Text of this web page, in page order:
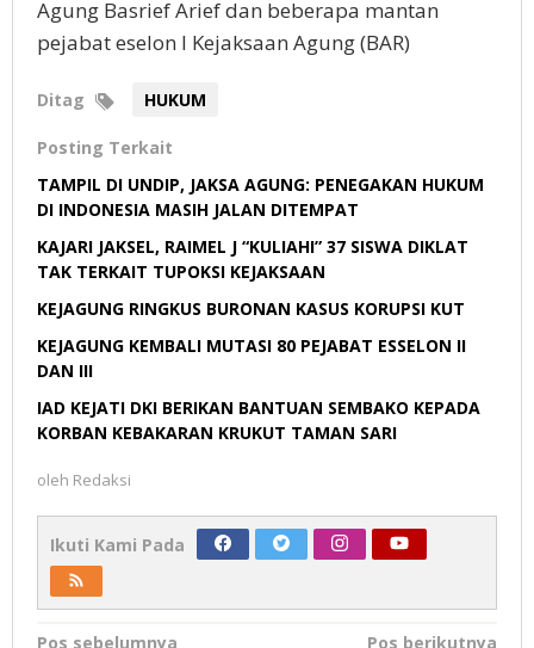
Agung Basrief Arief dan beberapa mantan
pejabat eselon I Kejaksaan Agung (BAR)
Ditag HUKUM
Posting Terkait
TAMPIL DI UNDIP, JAKSA AGUNG: PENEGAKAN HUKUM
DI INDONESIA MASIH JALAN DITEMPAT
KAJARI JAKSEL, RAIMEL J “KULIAHI” 37 SISWA DIKLAT
TAK TERKAIT TUPOKSI KEJAKSAAN
KEJAGUNG RINGKUS BURONAN KASUS KORUPSI KUT
KEJAGUNG KEMBALI MUTASI 80 PEJABAT ESSELON II
DAN III
IAD KEJATI DKI BERIKAN BANTUAN SEMBAKO KEPADA
KORBAN KEBAKARAN KRUKUT TAMAN SARI
oleh Redaksi
Ikuti Kami Pada
Pos sebelumnya Pos berikutnya